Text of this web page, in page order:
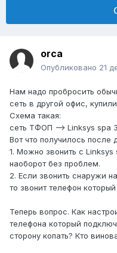
orca
Опубликовано 21
Нам надо пробросить
сеть в другой офис,
Схема такая:
сеть ТФОП --> Linksys spa
Вот что получилось после
1. Можно звонить с Linksys
наоборот без проблем.
2. Если звонить снаружи
то звонит телефон
Теперь вопрос. Как
телефона который
сторону копать? Кто